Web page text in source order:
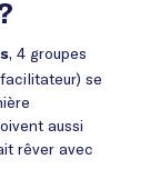
, 4 groupes
se
aussi
rêver avec